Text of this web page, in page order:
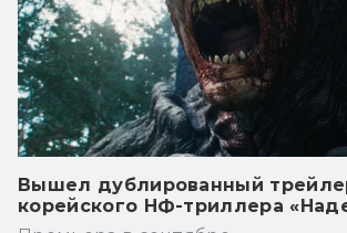
Вышел дублированный
корейского НФ-триллера